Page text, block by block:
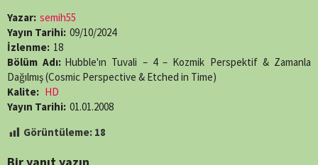
Yazar: semih55
Yayın Tarihi: 09/10/2024
İzlenme: 18
Bölüm Adı: Hubble'ın Tuvali – 4 – Kozmik Perspektif & Zamanla
Dağılmış (Cosmic Perspective & Etched in Time)
Kalite: HD
Yayın Tarihi: 01.01.2008
Görüntüleme: 18
Bir yanıt yazın